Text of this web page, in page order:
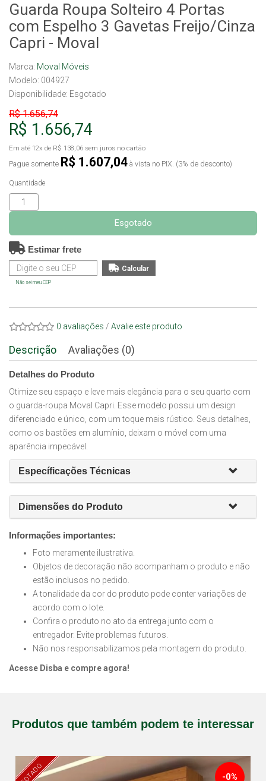
Guarda Roupa Solteiro 4 Portas
com Espelho 3 Gavetas Freijo/Cinza
Capri - Moval
Marca: Moval Móveis
Modelo: 004927
Disponibilidade: Esgotado
R$ 1.656,74
R$ 1.656,74
Em até 12x de R$ 138,06 sem juros no cartão
Pague somente R$ 1.607,04 à vista no PIX. (3% de desconto)
Quantidade
Esgotado
Estimar frete
Não sei meu CEP
0 avaliações / Avalie este produto
Descrição Avaliações (0)
Detalhes do Produto
Otimize seu espaço e leve mais elegância para o seu quarto com
o guarda-roupa Moval Capri. Esse modelo possui um design
diferenciado e único, com um toque mais rústico. Seus detalhes,
como os bastões em alumínio, deixam o móvel com uma
aparência impecável.
Específicações Técnicas
Dimensões do Produto
Informações importantes:
Foto meramente ilustrativa.
Objetos de decoração não acompanham o produto e não
estão inclusos no pedido.
A tonalidade da cor do produto pode conter variações de
acordo com o lote.
Confira o produto no ato da entrega junto com o
entregador. Evite problemas futuros.
Não nos responsabilizamos pela montagem do produto.
Acesse Disba e compre agora!
Produtos que também podem te interessar
-0%